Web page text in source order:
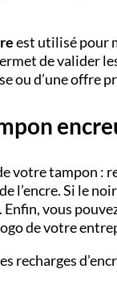
est utilisé pour
de valider
ou d’une offre
votre tampon :
l’encre. Si le
vous
de votre
recharges